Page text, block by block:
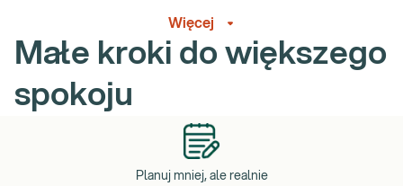
na idealnym planie dnia ani perfekcyjnie odhaczonych zadaniach.
To także umiejętność odpuszczania bez poczucia winy, wybierania
tego, co naprawdę ważne i zostawiania przestrzeni dla siebie. Bo
mama, która ma w sobie spokój, ma go więcej do dania innym.
Więcej
Małe kroki do większego
spokoju
Planuj mniej, ale realnie